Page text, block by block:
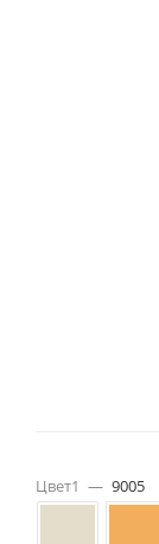
Цвет1 — 9005